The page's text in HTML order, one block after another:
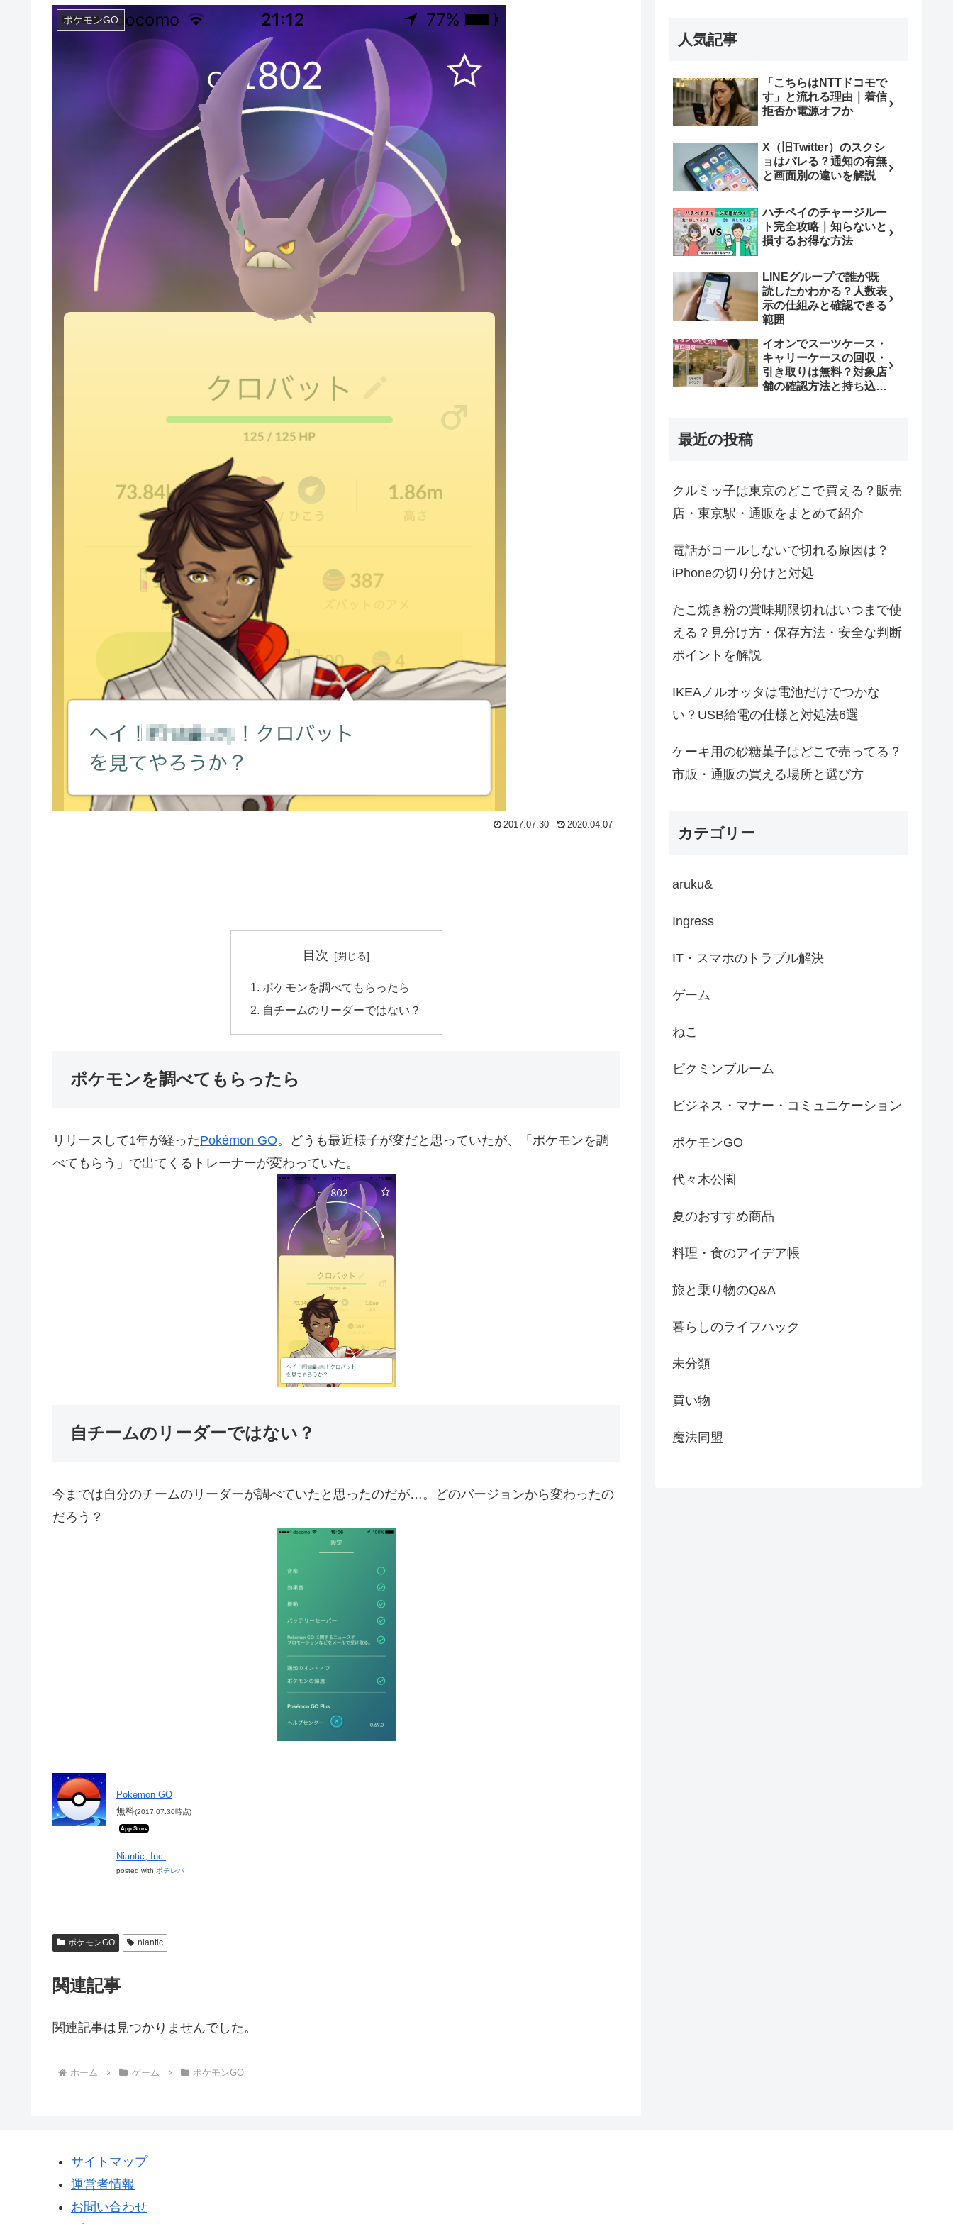
ポケモンGO
2017.07.30 2020.04.07
目次
ポケモンを調べてもらったら
自チームのリーダーではない？
ポケモンを調べてもらったら
リリースして1年が経ったPokémon GO。どうも最近様子が変だと思っていたが、「ポケモンを調
べてもらう」で出てくるトレーナーが変わっていた。
自チームのリーダーではない？
今までは自分のチームのリーダーが調べていたと思ったのだが…。どのバージョンから変わったの
だろう？
Pokémon GO
無料(2017.07.30時点)
App Store
Niantic, Inc.
posted with ポチレバ
ポケモンGO niantic
関連記事
関連記事は見つかりませんでした。
ホーム ゲーム ポケモンGO
人気記事
「こちらはNTTドコモで
す」と流れる理由｜着信
拒否か電源オフか
X（旧Twitter）のスクシ
ョはバレる？通知の有無
と画面別の違いを解説
ハチペイのチャージルー
ト完全攻略｜知らないと
損するお得な方法
LINEグループで誰が既
読したかわかる？人数表
示の仕組みと確認できる
範囲
イオンでスーツケース・
キャリーケースの回収・
引き取りは無料？対象店
舗の確認方法と持ち込み
最近の投稿
クルミッ子は東京のどこで買える？販売
店・東京駅・通販をまとめて紹介
電話がコールしないで切れる原因は？
iPhoneの切り分けと対処
たこ焼き粉の賞味期限切れはいつまで使
える？見分け方・保存方法・安全な判断
ポイントを解説
IKEAノルオッタは電池だけでつかな
い？USB給電の仕様と対処法6選
ケーキ用の砂糖菓子はどこで売ってる？
市販・通販の買える場所と選び方
カテゴリー
aruku&
Ingress
IT・スマホのトラブル解決
ゲーム
ねこ
ピクミンブルーム
ビジネス・マナー・コミュニケーション
ポケモンGO
代々木公園
夏のおすすめ商品
料理・食のアイデア帳
旅と乗り物のQ&A
暮らしのライフハック
未分類
買い物
魔法同盟
サイトマップ
運営者情報
お問い合わせ